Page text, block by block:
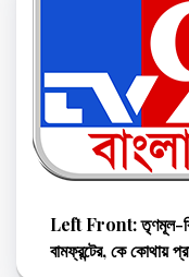
Left Front: তৃণমূল-
বামফ্রন্টের, কে কোথায়